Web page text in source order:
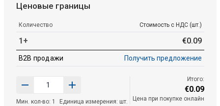
Ценовые границы
Количество Стоимость с НДС (шт.)
1+ €0.09
B2B продажи Получить предложение
Мин. кол-во: 1 Единица измерения: шт.
Итого:
€0.09
Цена при покупке онлайн